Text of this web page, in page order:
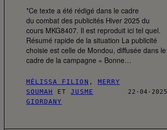
*Ce texte a été rédigé dans le cadre
du combat des publicités Hiver 2025 du
cours MKG8407. Il est reproduit ici tel quel.
Résumé rapide de la situation La publicité
choisie est celle de Mondou, diffusée dans le
cadre de la campagne « Bonne…
MÉLISSA FILION , MERRY
SOUMAH
ETJUSME
GIORDANY
22·04·2025